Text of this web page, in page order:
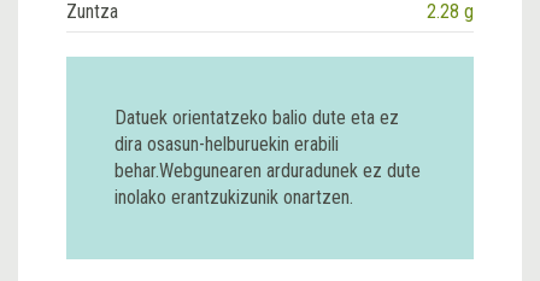
Zuntza
2.28 g
Datuek orientatzeko balio dute eta ez
dira osasun-helburuekin erabili
behar.Webgunearen arduradunek ez dute
inolako erantzukizunik onartzen.